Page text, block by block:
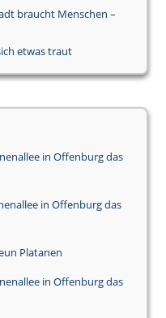
braucht Menschen –
etwas traut
in Offenburg das
in Offenburg das
Platanen
in Offenburg das